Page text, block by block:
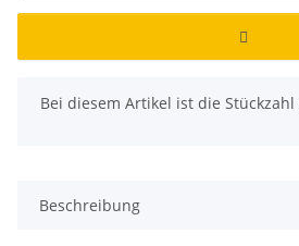
x
Bei diesem Artikel ist die Stückzahl
Beschreibung